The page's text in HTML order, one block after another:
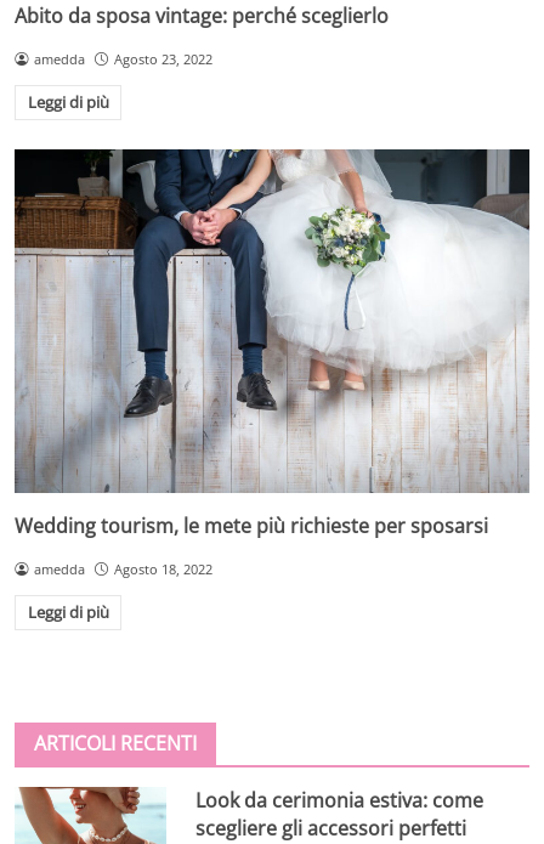
Abito da sposa vintage: perché sceglierlo
amedda Agosto 23, 2022
Leggi di più
Wedding tourism, le mete più richieste per sposarsi
amedda Agosto 18, 2022
Leggi di più
ARTICOLI RECENTI
Look da cerimonia estiva: come
scegliere gli accessori perfetti